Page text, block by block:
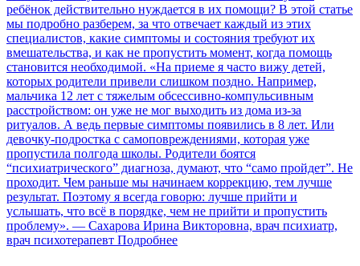
ребёнок действительно нуждается в их помощи? В этой статье
мы подробно разберем, за что отвечает каждый из этих
специалистов, какие симптомы и состояния требуют их
вмешательства, и как не пропустить момент, когда помощь
становится необходимой. «На приеме я часто вижу детей,
которых родители привели слишком поздно. Например,
мальчика 12 лет с тяжелым обсессивно-компульсивным
расстройством: он уже не мог выходить из дома из-за
ритуалов. А ведь первые симптомы появились в 8 лет. Или
девочку-подростка с самоповреждениями, которая уже
пропустила полгода школы. Родители боятся
“психиатрического” диагноза, думают, что “само пройдет”. Не
проходит. Чем раньше мы начинаем коррекцию, тем лучше
результат. Поэтому я всегда говорю: лучше прийти и
услышать, что всё в порядке, чем не прийти и пропустить
проблему». — Сахарова Ирина Викторовна, врач психиатр,
врач психотерапевт Подробнее